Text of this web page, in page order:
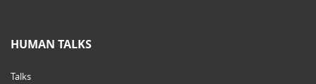
HUMAN TALKS
Talks